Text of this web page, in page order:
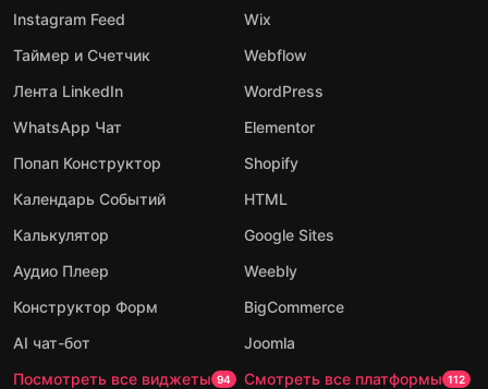
Instagram Feed
Таймер и Счетчик
Лента LinkedIn
WhatsApp Чат
Попап Конструктор
Календарь Событий
Калькулятор
Аудио Плеер
Конструктор Форм
AI чат-бот
Посмотреть все виджеты 94
Wix
Webflow
WordPress
Elementor
Shopify
HTML
Google Sites
Weebly
BigCommerce
Joomla
Смотреть все платформы 112